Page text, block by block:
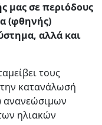
μας σε περιόδους
(φθηνής)
αλλά και
τους
κατανάλωσή
ανανεώσιμων
ηλιακών